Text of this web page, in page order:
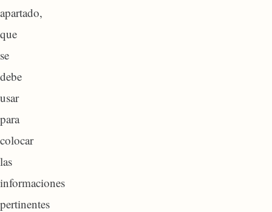
apartado,
que
se
debe
usar
para
colocar
las
informaciones
pertinentes